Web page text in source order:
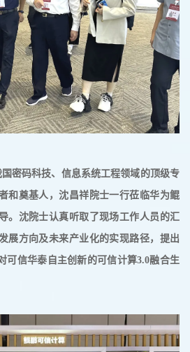
密码科技、信息系统工程领域的顶级专
和奠基人，沈昌祥院士一行莅临华为鲲
。沈院士认真听取了现场工作人员的汇
展方向及未来产业化的实现路径，提出
可信华泰自主创新的可信计算3.0融合生